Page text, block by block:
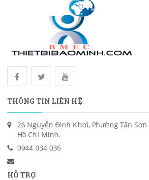
THÔNG TIN LIÊN HỆ
26 Nguyễn Đình Khơi, Phường Tân
Hồ Chí Minh.
0944 034 036
HỖ TRỢ